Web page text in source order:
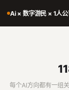
Ai × 数字游民 × 1人
每个AI方向都有一组